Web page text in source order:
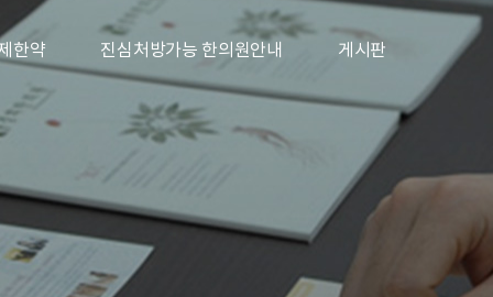
한약 진심처방가능 한의원안내 게시판